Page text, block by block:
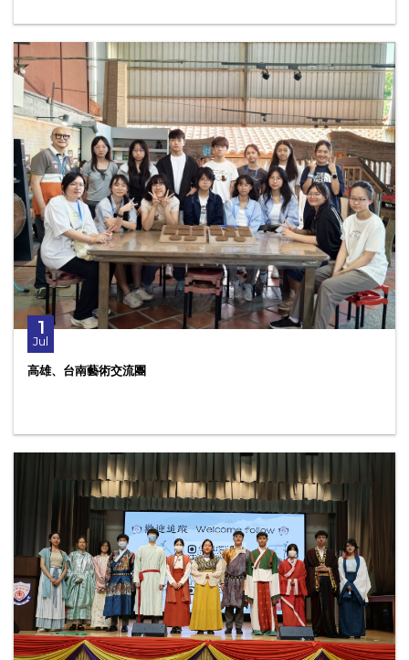
1
Jul
高雄、台南藝術交流團